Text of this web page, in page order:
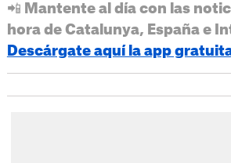
📲 Mantente al día con las
hora de Catalunya, España e
Descárgate aquí la app